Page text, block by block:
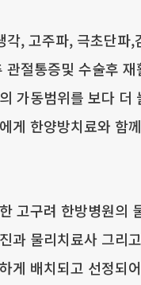
, 고주파, 극초단파
절통증및 수술후
가동범위를 보다 더
게 한양방치료와 함
고구려 한방병원의
과 물리치료사 그리
게 배치되고 선정되